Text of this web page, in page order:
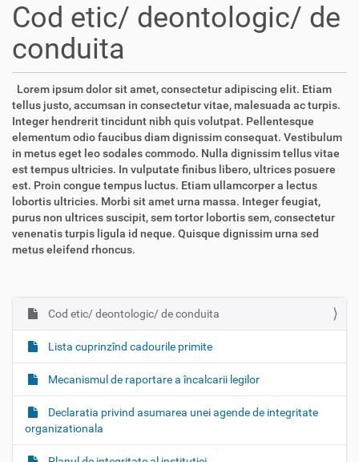
Cod etic/ deontologic/ de
conduita
Lorem ipsum dolor sit amet, consectetur adipiscing elit. Etiam
tellus justo, accumsan in consectetur vitae, malesuada ac turpis.
Integer hendrerit tincidunt nibh quis volutpat. Pellentesque
elementum odio faucibus diam dignissim consequat. Vestibulum
in metus eget leo sodales commodo. Nulla dignissim tellus vitae
est tempus ultricies. In vulputate finibus libero, ultrices posuere
est. Proin congue tempus luctus. Etiam ullamcorper a lectus
lobortis ultricies. Morbi sit amet urna massa. Integer feugiat,
purus non ultrices suscipit, sem tortor lobortis sem, consectetur
venenatis turpis ligula id neque. Quisque dignissim urna sed
metus eleifend rhoncus.
N
a
v
g
a
t
Cod etic/ deontologic/ de conduita
Lista cuprinzînd cadourile primite
Mecanismul de raportare a încalcarii legilor
Declaratia privind asumarea unei agende de integritate
organizationala